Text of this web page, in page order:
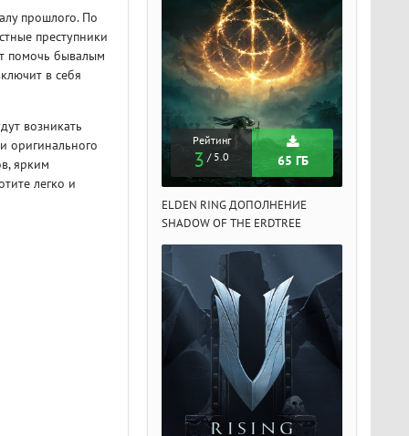
прошлого. По
преступники
помочь бывалым
в себя
возникать
оригинального
ярким
легко и
Рейтинг
3
RING ДОПОЛНЕНИЕ
Рейтинг
3 / 5.0 65 ГБ
ELDEN RING ДОПОЛНЕНИЕ
SHADOW OF THE ERDTREE